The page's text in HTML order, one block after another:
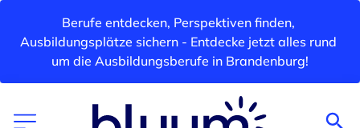
Berufe entdecken, Perspektiven finden,
Ausbildungsplätze sichern - Entdecke jetzt alles rund
um die Ausbildungsberufe in Brandenburg!